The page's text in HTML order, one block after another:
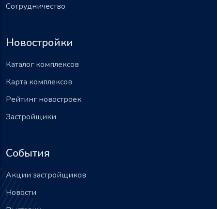
Сотрудничество
Новостройки
Каталог комплексов
Карта комплексов
Рейтинг новостроек
Застройщики
События
Акции застройщиков
Новости